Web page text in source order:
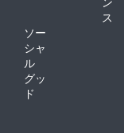
ス
ソー
シャ
ル
グッ
ド